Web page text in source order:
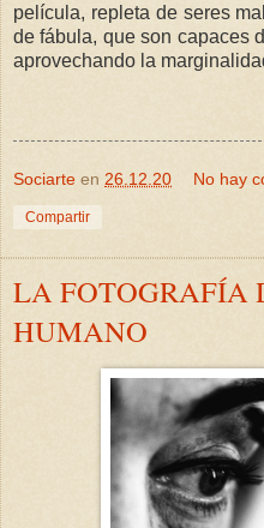
película, repleta de seres
de fábula, que son capaces
aprovechando la
Sociarte en 26.12.20 No hay
Compartir
LA FOTOGRAFÍA
HUMANO